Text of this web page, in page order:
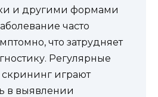
и другими формами
часто
что затрудняет
Регулярные
играют
в выявлении